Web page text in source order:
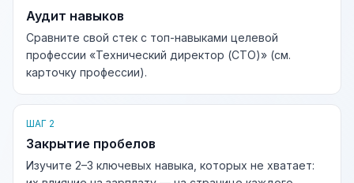
Аудит навыков
Сравните свой стек с топ-навыками целевой
профессии «Технический директор (CTO)» (см.
карточку профессии).
ШАГ 2
Закрытие пробелов
Изучите 2–3 ключевых навыка, которых не хватает: